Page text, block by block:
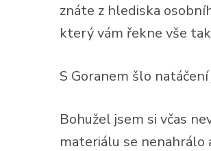
znáte z hlediska
který vám řekne vše
S Goranem šlo
Bohužel jsem si včas
materiálu se nenahrálo